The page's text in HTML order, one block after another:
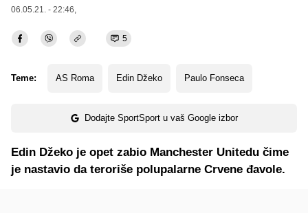
06.05.21. - 22:46,
5
Teme: AS Roma Edin Džeko Paulo Fonseca
Dodajte SportSport u vaš Google izbor
Edin Džeko je opet zabio Manchester Unitedu čime
je nastavio da teroriše polupalarne Crvene đavole.